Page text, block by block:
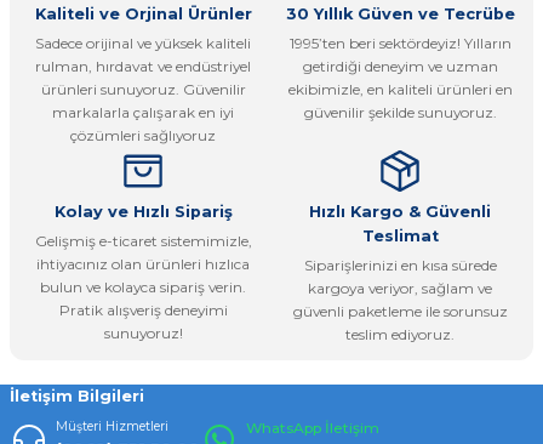
Ürün resmi kalitesiz, bozuk veya görüntülenemiyor.
Ürün açıklamasında eksik bilgiler bulunuyor.
Ürün bilgilerinde hatalar bulunuyor.
Ürün fiyatı diğer sitelerden daha pahalı.
Bu ürüne benzer farklı alternatifler olmalı.
Gönder
Kaliteli ve Orjinal Ürünler
Sadece orijinal ve yüksek kaliteli
rulman, hırdavat ve endüstriyel
ürünleri sunuyoruz. Güvenilir
markalarla çalışarak en iyi
çözümleri sağlıyoruz
30 Yıllık Güven ve Tecrübe
1995’ten beri sektördeyiz! Yılların
getirdiği deneyim ve uzman
ekibimizle, en kaliteli ürünleri en
güvenilir şekilde sunuyoruz.
Kolay ve Hızlı Sipariş
Gelişmiş e-ticaret sistemimizle,
ihtiyacınız olan ürünleri hızlıca
bulun ve kolayca sipariş verin.
Pratik alışveriş deneyimi
sunuyoruz!
Hızlı Kargo & Güvenli
Teslimat
Siparişlerinizi en kısa sürede
kargoya veriyor, sağlam ve
güvenli paketleme ile sorunsuz
teslim ediyoruz.
İletişim Bilgileri
Müşteri Hizmetleri
WhatsApp İletişim